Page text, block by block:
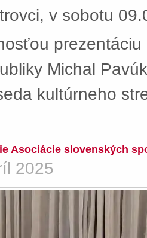
v sobotu
Michal
kultúrneho
Asociácie slovenských
2025